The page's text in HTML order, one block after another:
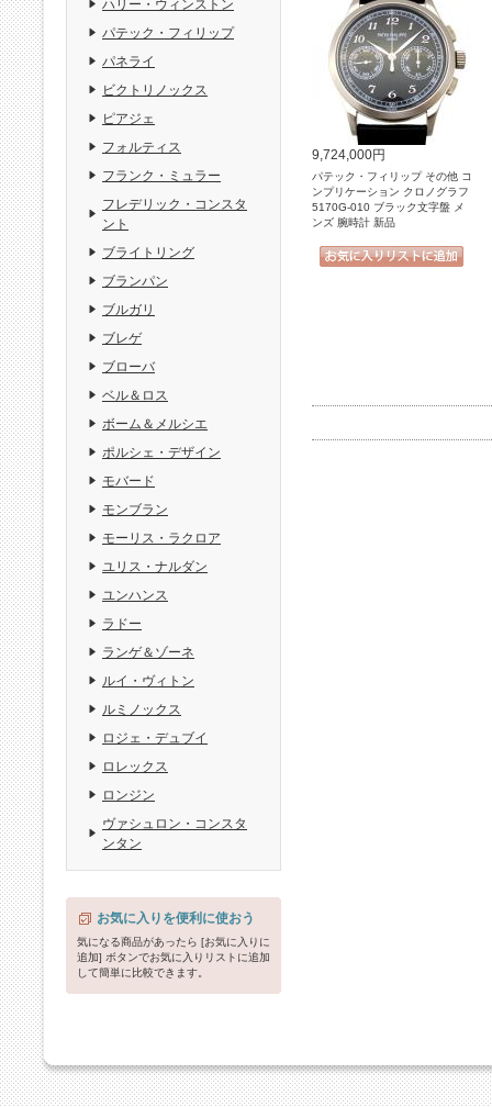
9,724,000円
パテック・フィリップ その他 コ
ンプリケーション クロノグラフ
5170G-010 ブラック文字盤 メ
ンズ 腕時計 新品
ハリー・ウィンストン
パテック・フィリップ
パネライ
ビクトリノックス
ピアジェ
フォルティス
フランク・ミュラー
フレデリック・コンスタ
ント
ブライトリング
ブランパン
ブルガリ
ブレゲ
ブローバ
ベル＆ロス
ボーム＆メルシエ
ポルシェ・デザイン
モバード
モンブラン
モーリス・ラクロア
ユリス・ナルダン
ユンハンス
ラドー
ランゲ＆ゾーネ
ルイ・ヴィトン
ルミノックス
ロジェ・デュブイ
ロレックス
ロンジン
ヴァシュロン・コンスタ
ンタン
お気に入りを便利に使おう
気になる商品があったら [お気に入りに
追加] ボタンでお気に入りリストに追加
して簡単に比較できます。